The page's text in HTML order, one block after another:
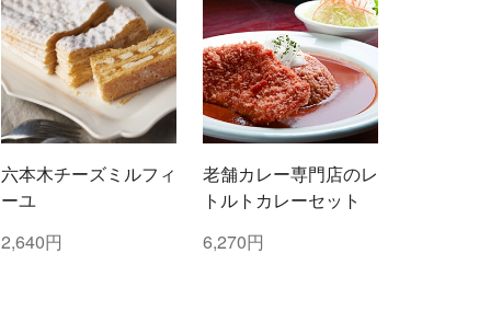
六本木チーズミルフィ
ーユ
2,640円
老舗カレー専門店のレ
トルトカレーセット
6,270円